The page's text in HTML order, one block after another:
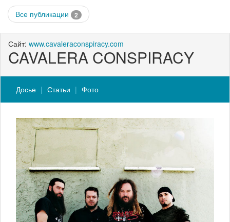
Все публикации 2
Сайт: www.cavaleraconspiracy.com
CAVALERA CONSPIRACY
Досье Статьи Фото